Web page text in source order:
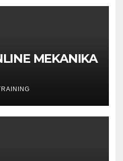
MEKANIKA